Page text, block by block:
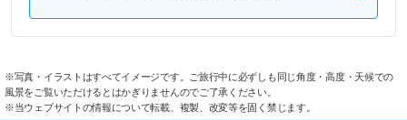
※写真・イラストはすべてイメージです。ご旅行中に必ずしも同じ角度・高度・天候での
風景をご覧いただけるとはかぎりませんのでご了承ください。
※当ウェブサイトの情報について転載、複製、改変等を固く禁じます。